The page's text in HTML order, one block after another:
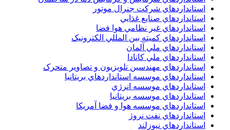
استانداردهاي شرکت جنرال موتور
استانداردهاي صنايع غذايي
استانداردهاي غير نظامي هوا فضا
استانداردهاي کميته بين المللي الکترونيک
استانداردهاي ملي آلمان
استانداردهاي ملي کانادا
استانداردهاي مهندسين تلويزيون و تصاوير متحرک
استانداردهاي موسسه استانداردهاي بريتانيا
استانداردهاي موسسه انرژي
استانداردهاي موسسه بريتانيا
استانداردهاي موسسه هوا و فضا آمريکا
استانداردهاي نفت نروژ
استانداردهاي نيوزلند